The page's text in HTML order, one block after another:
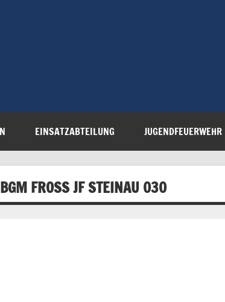
EINSATZABTEILUNG JUGENDFEUERWEHR
FROSS JF STEINAU 030